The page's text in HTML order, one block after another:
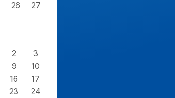
26
27
2
3
9
10
16
17
23
24